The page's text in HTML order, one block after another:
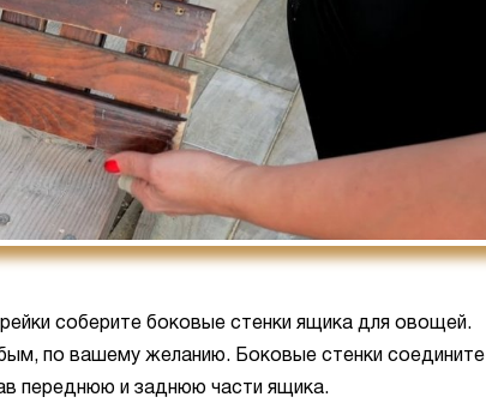
соберите боковые стенки ящика для овощей.
по вашему желанию. Боковые стенки соедините
переднюю и заднюю части ящика.